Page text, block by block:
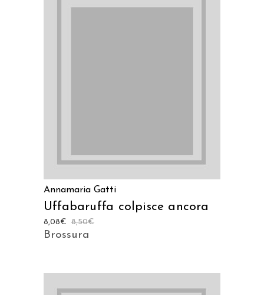
Annamaria Gatti
Uffabaruffa colpisce ancora
8,50€
8,08€
Brossura